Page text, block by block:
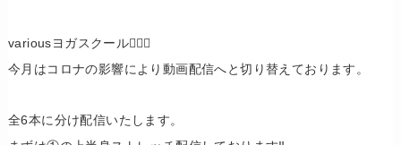
variousヨガスクール🧘🏻‍♂️
今月はコロナの影響により動画配信へと切り替えております。
全6本に分け配信いたします。